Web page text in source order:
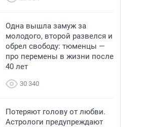
Одна вышла замуж за
молодого, второй развелся и
обрел свободу: тюменцы —
про перемены в жизни после
40 лет
30 340
Потеряют голову от любви.
Астрологи предупреждают